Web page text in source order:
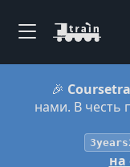
🎉
нами. В честь
на